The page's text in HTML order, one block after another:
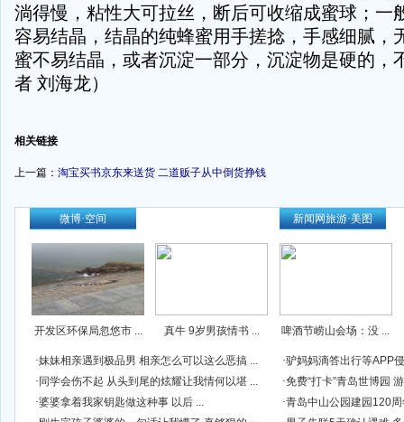
淌得慢，粘性大可拉丝，断后可收缩成蜜球；一
容易结晶，结晶的纯蜂蜜用手搓捻，手感细腻，
蜜不易结晶，或者沉淀一部分，沉淀物是硬的，
者 刘海龙）
相关链接
上一篇： 淘宝买书京东来送货 二道贩子从中倒货挣钱